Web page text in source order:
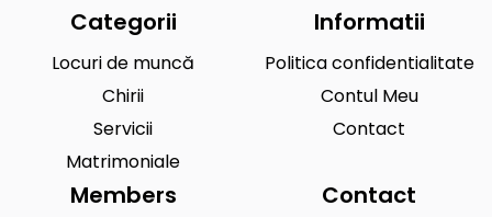
Categorii
Locuri de muncă
Chirii
Servicii
Matrimoniale
Informatii
Politica confidentialitate
Contul Meu
Contact
Members Contact